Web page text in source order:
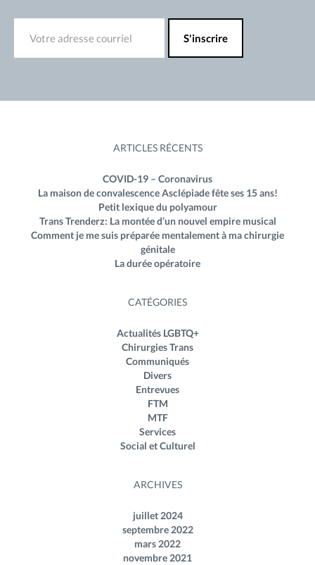
ARTICLES RÉCENTS
COVID-19 – Coronavirus
La maison de convalescence Asclépiade fête ses 15 ans!
Petit lexique du polyamour
Trans Trenderz: La montée d’un nouvel empire musical
Comment je me suis préparée mentalement à ma chirurgie
génitale
La durée opératoire
CATÉGORIES
Actualités LGBTQ+
Chirurgies Trans
Communiqués
Divers
Entrevues
FTM
MTF
Services
Social et Culturel
ARCHIVES
juillet 2024
septembre 2022
mars 2022
novembre 2021